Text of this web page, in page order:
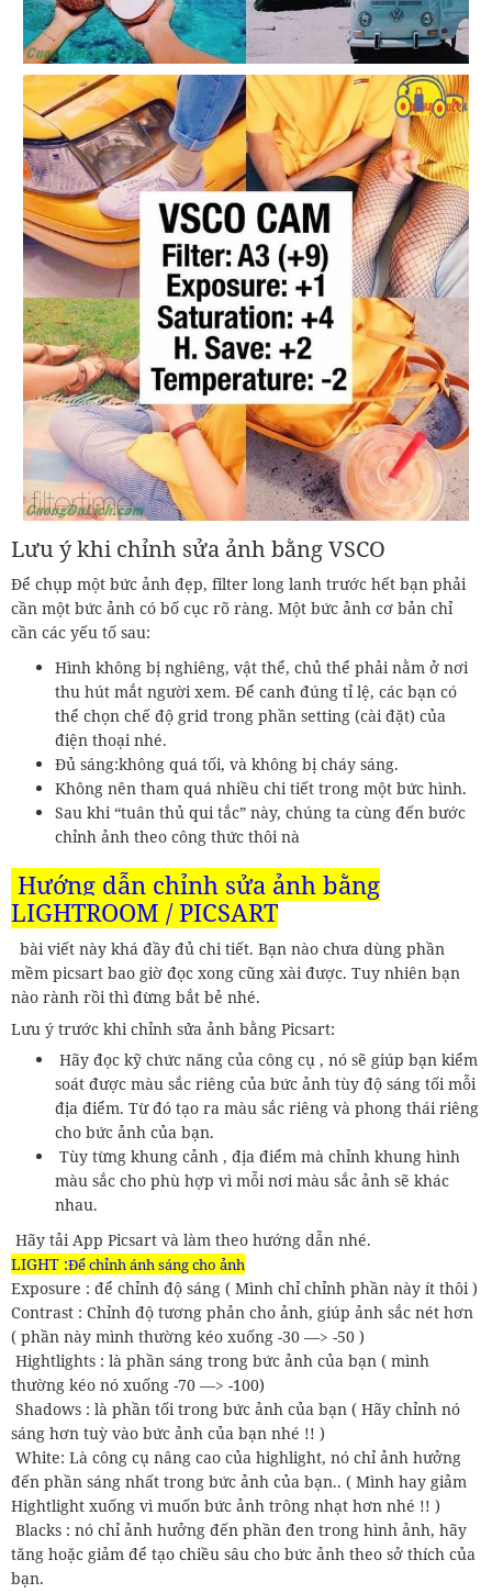
Lưu ý khi chỉnh sửa ảnh bằng VSCO
Để chụp một bức ảnh đẹp, filter long lanh trước hết bạn phải
cần một bức ảnh có bố cục rõ ràng. Một bức ảnh cơ bản chỉ
cần các yếu tố sau:
Hình không bị nghiêng, vật thể, chủ thể phải nằm ở nơi
thu hút mắt người xem. Để canh đúng tỉ lệ, các bạn có
thể chọn chế độ grid trong phần setting (cài đặt) của
điện thoại nhé.
Đủ sáng:không quá tối, và không bị cháy sáng.
Không nên tham quá nhiều chi tiết trong một bức hình.
Sau khi “tuân thủ qui tắc” này, chúng ta cùng đến bước
chỉnh ảnh theo công thức thôi nà
Hướng dẫn chỉnh sửa ảnh bằng
LIGHTROOM / PICSART
bài viết này khá đầy đủ chi tiết. Bạn nào chưa dùng phần
mềm picsart bao giờ đọc xong cũng xài được. Tuy nhiên bạn
nào rành rồi thì đừng bắt bẻ nhé.
Lưu ý trước khi chỉnh sửa ảnh bằng Picsart:
Hãy đọc kỹ chức năng của công cụ , nó sẽ giúp bạn kiểm
soát được màu sắc riêng của bức ảnh tùy độ sáng tối mỗi
địa điểm. Từ đó tạo ra màu sắc riêng và phong thái riêng
cho bức ảnh của bạn.
Tùy từng khung cảnh , địa điểm mà chỉnh khung hình
màu sắc cho phù hợp vì mỗi nơi màu sắc ảnh sẽ khác
nhau.
Hãy tải App Picsart và làm theo hướng dẫn nhé.
LIGHT :Để chỉnh ánh sáng cho ảnh
Exposure : để chỉnh độ sáng ( Mình chỉ chỉnh phần này ít thôi )
Contrast : Chỉnh độ tương phản cho ảnh, giúp ảnh sắc nét hơn
( phần này mình thường kéo xuống -30 —> -50 )
Hightlights : là phần sáng trong bức ảnh của bạn ( mình
thường kéo nó xuống -70 —> -100)
Shadows : là phần tối trong bức ảnh của bạn ( Hãy chỉnh nó
sáng hơn tuỳ vào bức ảnh của bạn nhé !! )
White: Là công cụ nâng cao của highlight, nó chỉ ảnh hưởng
đến phần sáng nhất trong bức ảnh của bạn.. ( Mình hay giảm
Hightlight xuống vì muốn bức ảnh trông nhạt hơn nhé !! )
Blacks : nó chỉ ảnh hưởng đến phần đen trong hình ảnh, hãy
tăng hoặc giảm để tạo chiều sâu cho bức ảnh theo sở thích của
bạn.